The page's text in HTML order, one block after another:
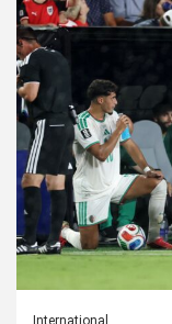
International